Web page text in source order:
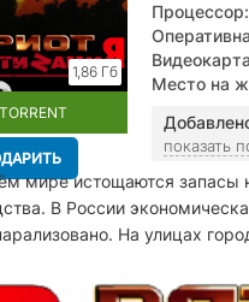
1,86 Гб
Процессор:
Место на
показать
мире истощаются
В России
На улицах